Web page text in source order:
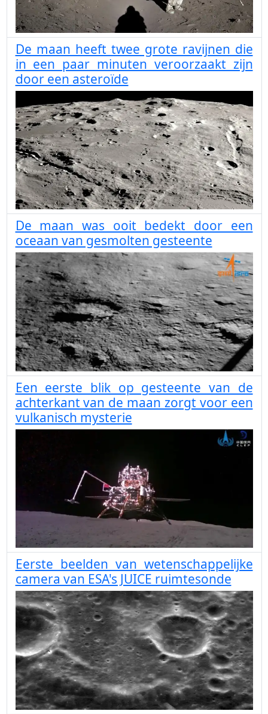
De maan heeft twee grote ravijnen die
in een paar minuten veroorzaakt zijn
door een asteroïde
De maan was ooit bedekt door een
oceaan van gesmolten gesteente
Een eerste blik op gesteente van de
achterkant van de maan zorgt voor een
vulkanisch mysterie
Eerste beelden van wetenschappelijke
camera van ESA's JUICE ruimtesonde